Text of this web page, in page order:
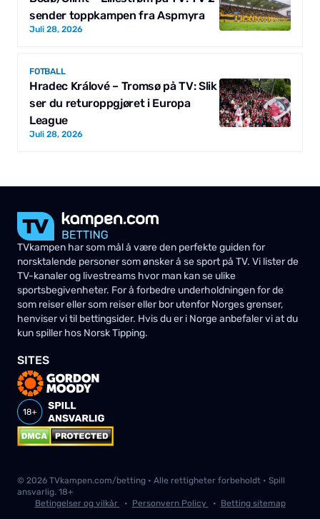
sender toppkampen fra Aspmyra
Juli 28, 2026
FOTBALL
Hradec Králové – Tromsø på TV: Slik
ser du returoppgjøret i Europa
League
Juli 28, 2026
TVkampen har som mål å være den perfekte guiden for
norsktalende personer som ønsker å se sport på TV. Vi lister de
TV-kanaler og livestreams hvor man kan se ulike
sportsbegivenheter. For å forbedre underholdningen for de
som reiser eller som reiser eller bor utenfor Norges grenser,
henviser vi til bettingsider. Hvis du er i Norge anbefaler vi at du
kun spiller hos Norsk Tipping.
SITES
© 2026 TVkampen.com/betting • Alle rettigheter forbeholdt • Spill
ansvarlig. 18+
Betingelser og vilkår
• Personvern Policy • Betting sitemap